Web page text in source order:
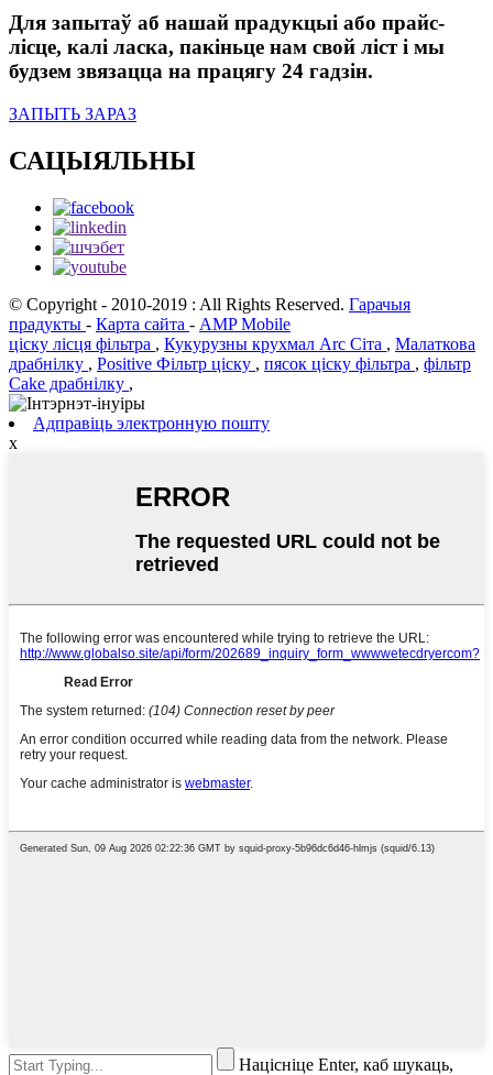
Для запытаў аб нашай прадукцыі або прайс-
лісце, калі ласка, пакіньце нам свой ліст і мы
будзем звязацца на працягу 24 гадзін.
ЗАПЫТЬ ЗАРАЗ
САЦЫЯЛЬНЫ
© Copyright - 2010-2019 : All Rights Reserved. Гарачыя
прадукты - Карта сайта - AMP Mobile
ціску лісця фільтра , Кукурузны крухмал Arc Сіта , Малаткова
драбнілку , Positive Фільтр ціску , пясок ціску фільтра , фільтр
Cake драбнілку ,
Адправіць электронную пошту
х
Націсніце Enter, каб шукаць,